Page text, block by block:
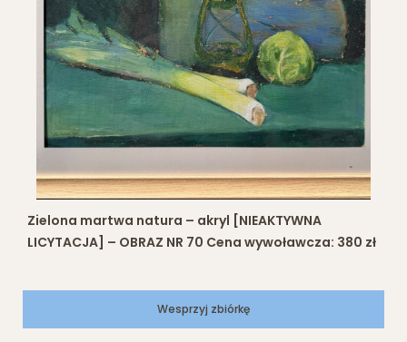
Zielona martwa natura – akryl [NIEAKTYWNA
LICYTACJA] – OBRAZ NR 70 Cena wywoławcza: 380 zł
Wesprzyj zbiórkę